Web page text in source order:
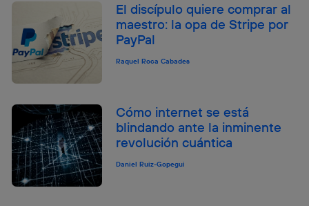
El discípulo quiere comprar al
maestro: la opa de Stripe por
PayPal
Raquel Roca Cabades
Cómo internet se está
blindando ante la inminente
revolución cuántica
Daniel Ruiz-Gopegui